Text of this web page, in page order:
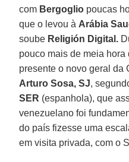
com Bergoglio poucas
que o levou à Arábia
soube Religión Digital.
pouco mais de meia
presente o novo geral da
Arturo Sosa, SJ,
SER (espanhola), que
venezuelano foi
do país fizesse uma
em visita privada, com o